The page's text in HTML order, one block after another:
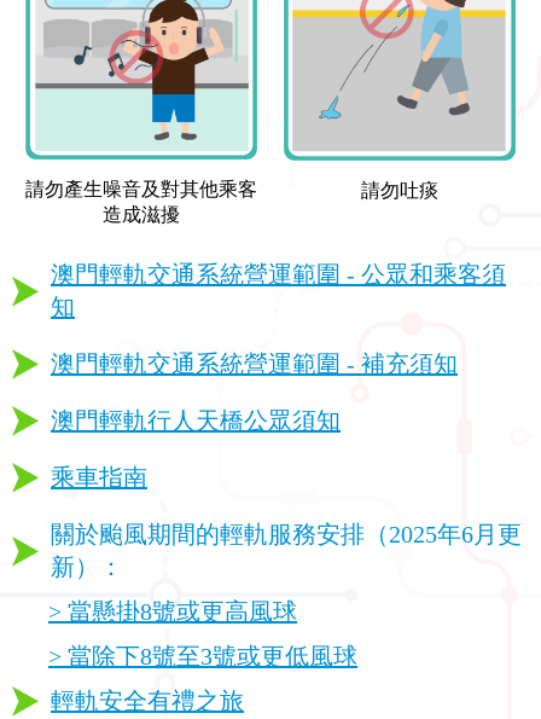
請勿產生噪音及對其他乘客
造成滋擾
請勿吐痰
澳門輕軌交通系統營運範圍 - 公眾和乘客須
知
澳門輕軌交通系統營運範圍 - 補充須知
澳門輕軌行人天橋公眾須知
乘車指南
關於颱風期間的輕軌服務安排（2025年6月更
新）：
> 當懸掛8號或更高風球
> 當除下8號至3號或更低風球
輕軌安全有禮之旅